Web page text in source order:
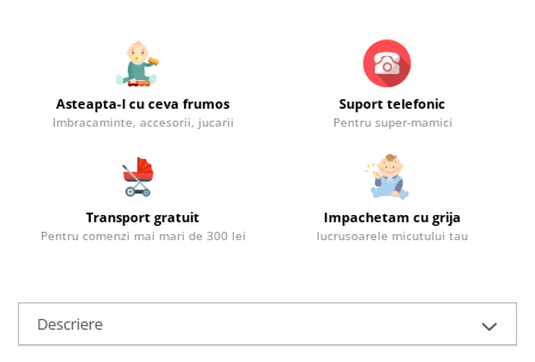
Accesorii
Role, patine cu rotile
Asteapta-l cu ceva frumos
Imbracaminte, accesorii, jucarii
Suport telefonic
Pentru super-mamici
Transport gratuit
Pentru comenzi mai mari de 300 lei
Impachetam cu grija
lucrusoarele micutului tau
Descriere